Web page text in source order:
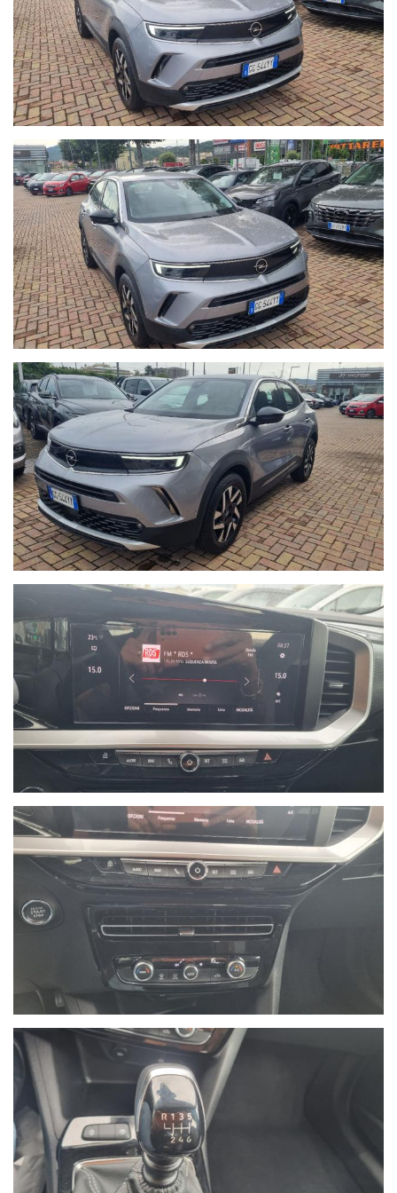
- 12 MESI di garanzia MAPFRE a chilometraggio illimitato
compresa.
- La Garanzia MAPFRE, oltre a tutelare la vostra auto da guasti
di origine meccanica ed elettronica, vi offre un servizio di
assistenza 24h su 24, 7 giorni su 7, soccorso stradale in caso di
rottura e auto sostitutiva se la vostra vettura rimane ferma più
di 8 ore in officina.
- Possibilità di estensione della garanzia di ulteriori 12 mesi.
- Possibilità di finanziamenti personalizzati, assicurazioni furto &
incendio, kasko, eventi naturali a prezzi estremamente
vantaggiosi.
- Su ogni nostro veicolo vengono eseguiti più di 50 controlli
prima della consegna.
- In caso di veicoli da dare in permuta, si prega di inviare un
messaggio su Whatsapp al numero 389.535.7225 specificando
marca, modello, anno di immatricolazione, km percorsi, eventuali
interventi eseguiti e veicolo di interesse.
Sono inoltre necessarie fotografie dettagliate della vettura
posseduta. I nostri consulenti risponderanno indicando una
prima valutazione indicativa migliroabile di persona.
- Il Gruppo Autoquadrifoglio è concessionaria ufficiale Opel per
la vendita di autoveicoli e veicoli industriali dal 1978. Nel 2000
ha ampliato la gamma di servizi per i clienti con una moderna
autofficina meccanica.
Nel 2004 comincia l’avventura “Outlet dell’auto”, per la
commercializzazione di veicoli d’occasione garantiti di tutte le
marche.
Nel 2015 diventa nuova e unica concessionaria per la provincia
di Savona del brand Hyundai, aprendo una nuova sede in via
Braja 48r a Savona.
Oggi Autoquadrifoglio è anche concessionaria ufficiale per la
provincia di Savona dei brand Peugeot e Citroen, con sede in Via
Nizza 18 a Savona.
- Le immagini possono differire dalla vettura reale in stock
oggetto dell'offerta.